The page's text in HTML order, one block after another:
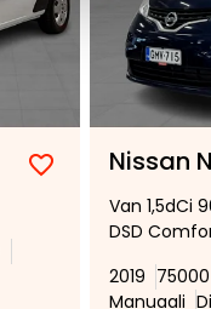
Lisää
suosikiksi
Poista
suosikeista
Nissan
Van 1,5dCi
DSD
2019
Manuaali